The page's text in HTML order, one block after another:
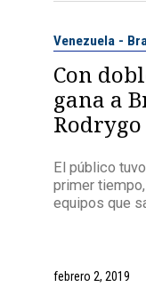
Venezuela -
Con
gana a
Rodrygo
El público
primer
equipos que
febrero 2, 2019